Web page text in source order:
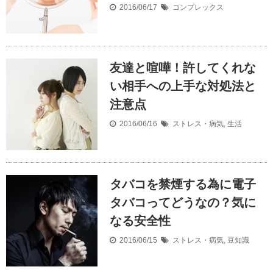
2016/06/17 コンプレックス
友達と喧嘩！許してくれな
い相手への上手な対処法と
注意点
2016/06/16 ストレス・病気 生活
タバコを禁煙する為に電子
タバコってどうなの？気に
なる安全性
2016/06/15 ストレス・病気 豆知識